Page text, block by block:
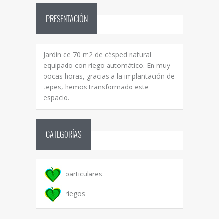
PRESENTACIÓN
Jardín de 70 m2 de césped natural
equipado con riego automático. En muy
pocas horas, gracias a la implantación de
tepes, hemos transformado este
espacio.
CATEGORÍAS
particulares
riegos